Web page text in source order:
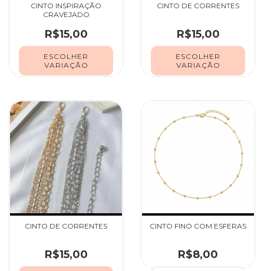
CINTO INSPIRAÇÃO
CRAVEJADO
R$15,00
ESCOLHER
VARIAÇÃO
CINTO DE CORRENTES
R$15,00
ESCOLHER
VARIAÇÃO
CINTO DE CORRENTES
R$15,00
CINTO FINO COM ESFERAS
R$8,00